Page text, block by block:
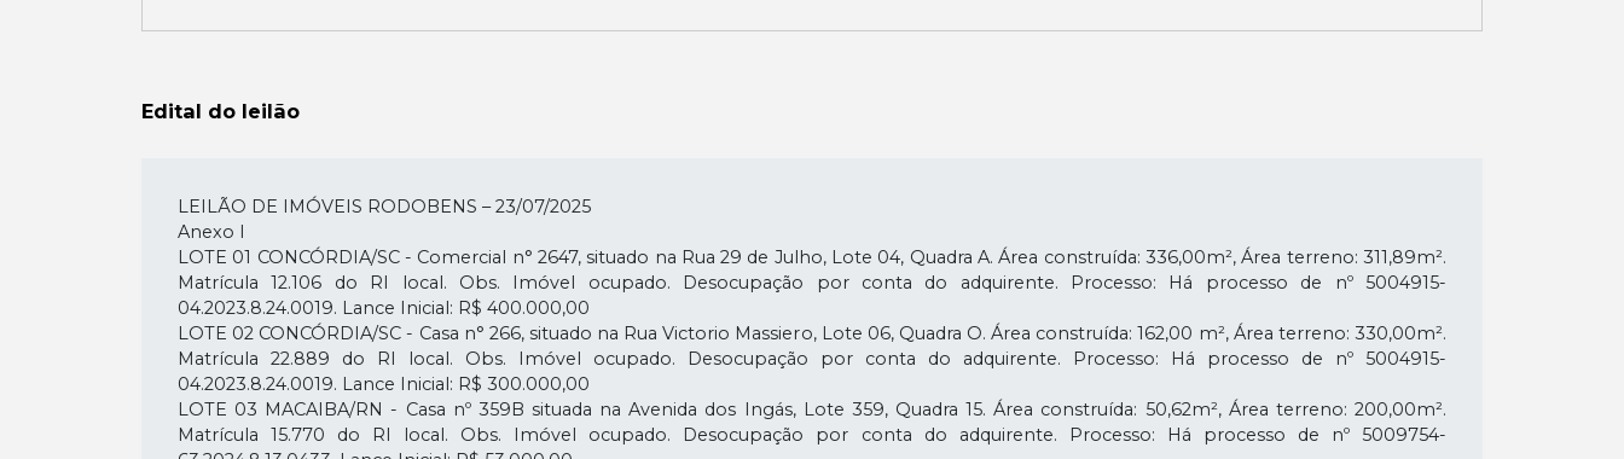
Edital do leilão
LEILÃO DE IMÓVEIS RODOBENS – 23/07/2025
Anexo I
LOTE 01 CONCÓRDIA/SC - Comercial n° 2647, situado na Rua 29 de Julho, Lote 04, Quadra A. Área construída: 336,00m², Área terreno: 311,89m².
Matrícula 12.106 do RI local. Obs. Imóvel ocupado. Desocupação por conta do adquirente. Processo: Há processo de nº 5004915-
04.2023.8.24.0019. Lance Inicial: R$ 400.000,00
LOTE 02 CONCÓRDIA/SC - Casa n° 266, situado na Rua Victorio Massiero, Lote 06, Quadra O. Área construída: 162,00 m², Área terreno: 330,00m².
Matrícula 22.889 do RI local. Obs. Imóvel ocupado. Desocupação por conta do adquirente. Processo: Há processo de nº 5004915-
04.2023.8.24.0019. Lance Inicial: R$ 300.000,00
LOTE 03 MACAIBA/RN - Casa nº 359B situada na Avenida dos Ingás, Lote 359, Quadra 15. Área construída: 50,62m², Área terreno: 200,00m².
Matrícula 15.770 do RI local. Obs. Imóvel ocupado. Desocupação por conta do adquirente. Processo: Há processo de nº 5009754-